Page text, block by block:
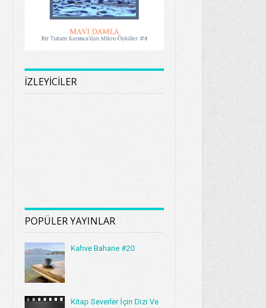
İZLEYİCİLER
POPÜLER YAYINLAR
Kahve Bahane #20
Kitap Severler İçin Dizi Ve